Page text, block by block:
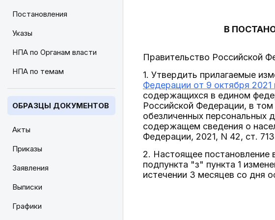
Постановления
Указы
НПА по Органам власти
НПА по темам
ОБРАЗЦЫ ДОКУМЕНТОВ
Акты
Приказы
Заявления
Выписки
Графики
В
Правительство Российской
1. Утвердить прилагаемые
Федерации от 9 октября 2021
содержащихся в едином
Российской Федерации, в том
обезличенных
содержащем сведения о
Федерации, 2021, N 42, ст.
2. Настоящее постановление
подпункта "з" пункта 1
истечении 3 месяцев со дня